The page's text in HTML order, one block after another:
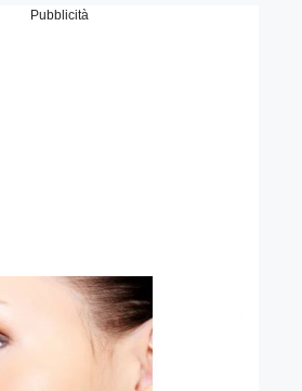
Pubblicità